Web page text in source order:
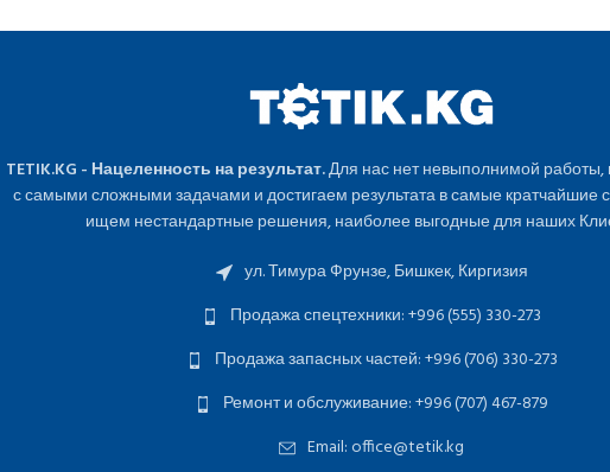
TETIK.KG - Нацеленность на результат.Для нас нет невыполнимой
с самыми сложными задачами и достигаем результата в самые кратчайшие
ищем нестандартные решения, наиболее выгодные для наших
ул. Тимура Фрунзе, Бишкек, Киргизия
Продажа спецтехники: +996 (555) 330-273
Продажа запасных частей: +996 (706) 330-273
Ремонт и обслуживание: +996 (707) 467-879
Email: office@tetik.kg